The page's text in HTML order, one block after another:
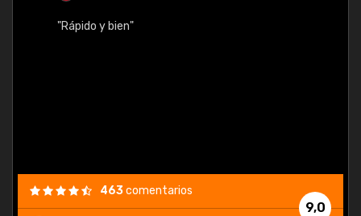
"Rápido y bien"
9,0
463comentarios